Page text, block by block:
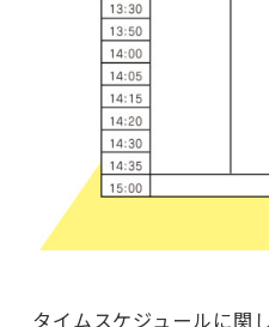
タイムスケジュールに関